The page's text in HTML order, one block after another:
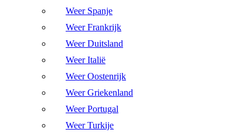
Weer Spanje
Weer Frankrijk
Weer Duitsland
Weer Italië
Weer Oostenrijk
Weer Griekenland
Weer Portugal
Weer Turkije